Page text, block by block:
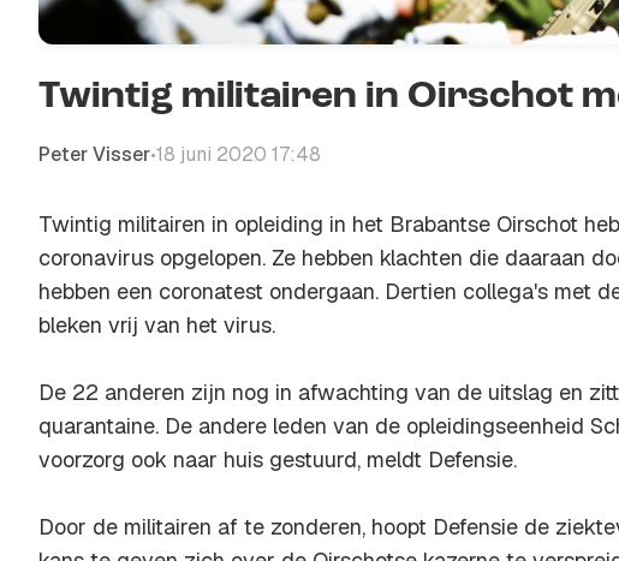
Twintig militairen in Oirschot
Peter Visser•18 juni 2020 17:48
Twintig militairen in opleiding in het Brabantse Oirschot
coronavirus opgelopen. Ze hebben klachten die daaraan
hebben een coronatest ondergaan. Dertien collega's met
bleken vrij van het virus.
De 22 anderen zijn nog in afwachting van de uitslag en
quarantaine. De andere leden van de opleidingseenheid
voorzorg ook naar huis gestuurd, meldt Defensie.
Door de militairen af te zonderen, hoopt Defensie de